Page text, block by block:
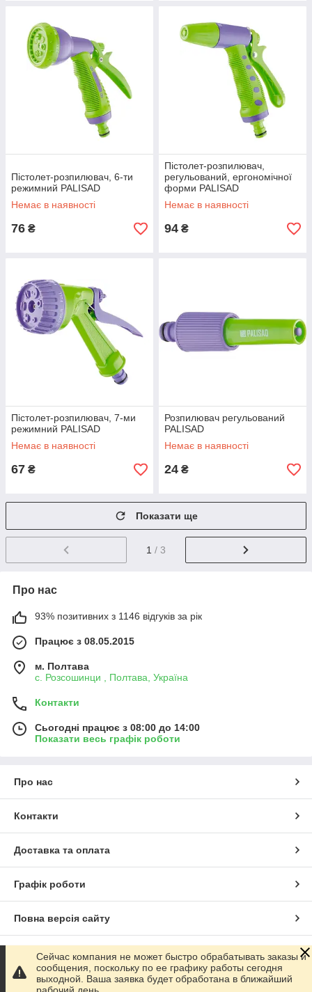
Пістолет-розпилювач, 6-ти
режимний PALISAD
Немає в наявності
76 ₴
Пістолет-розпилювач,
регульований, ергономічної
форми PALISAD
Немає в наявності
94 ₴
Пістолет-розпилювач, 7-ми
режимний PALISAD
Немає в наявності
67 ₴
Розпилювач регульований
PALISAD
Немає в наявності
24 ₴
Показати ще
1 / 3
Про нас
93% позитивних з 1146 відгуків за рік
Працює з 08.05.2015
м. Полтава
с. Розсошинци , Полтава, Україна
Контакти
Сьогодні працює з 08:00 до 14:00
Показати весь графік роботи
Про нас
Контакти
Доставка та оплата
Графік роботи
Повна версія сайту
Сайт створено на маркетплейсі Prom.ua
Політика конфіденційності
Сейчас компания не может быстро обрабатывать заказы и
сообщения, поскольку по ее графику работы сегодня
выходной. Ваша заявка будет обработана в ближайший